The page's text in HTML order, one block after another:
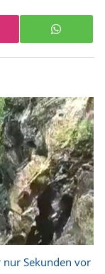
nur Sekunden vor